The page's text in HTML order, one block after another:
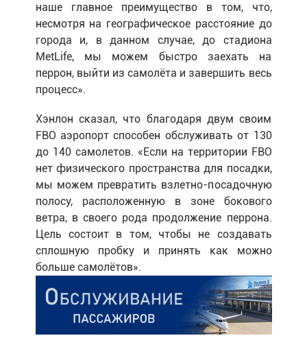
наше главное преимущество в том, что,
несмотря на географическое расстояние до
города и, в данном случае, до стадиона
MetLife, мы можем быстро заехать на
перрон, выйти из самолёта и завершить весь
процесс».
Хэнлон сказал, что благодаря двум своим
FBO аэропорт способен обслуживать от 130
до 140 самолетов. «Если на территории FBO
нет физического пространства для посадки,
мы можем превратить взлетно-посадочную
полосу, расположенную в зоне бокового
ветра, в своего рода продолжение перрона.
Цель состоит в том, чтобы не создавать
сплошную пробку и принять как можно
больше самолётов».